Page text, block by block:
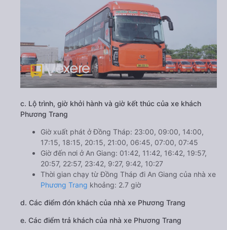
c. Lộ trình, giờ khởi hành và giờ kết thúc của xe khách
Phương Trang
Giờ xuất phát ở Đồng Tháp: 23:00, 09:00, 14:00,
17:15, 18:15, 20:15, 21:00, 06:45, 07:00, 07:45
Giờ đến nơi ở An Giang: 01:42, 11:42, 16:42, 19:57,
20:57, 22:57, 23:42, 9:27, 9:42, 10:27
Thời gian chạy từ Đồng Tháp đi An Giang của nhà xe
Phương Trang khoảng: 2.7 giờ
d. Các điểm đón khách của nhà xe Phương Trang
e. Các điểm trả khách của nhà xe Phương Trang